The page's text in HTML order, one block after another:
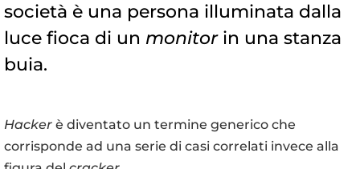
società è una persona illuminata dalla
luce fioca di un monitorin una stanza
buia.
Hacker è diventato un termine generico che
corrisponde ad una serie di casi correlati invece alla